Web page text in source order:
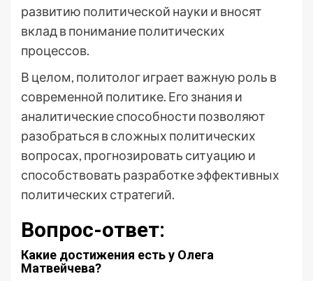
развитию политической науки и вносят
вклад в понимание политических
процессов.
В целом, политолог играет важную роль в
современной политике. Его знания и
аналитические способности позволяют
разобраться в сложных политических
вопросах, прогнозировать ситуацию и
способствовать разработке эффективных
политических стратегий.
Вопрос-ответ:
Какие достижения есть у Олега
Матвейчева?